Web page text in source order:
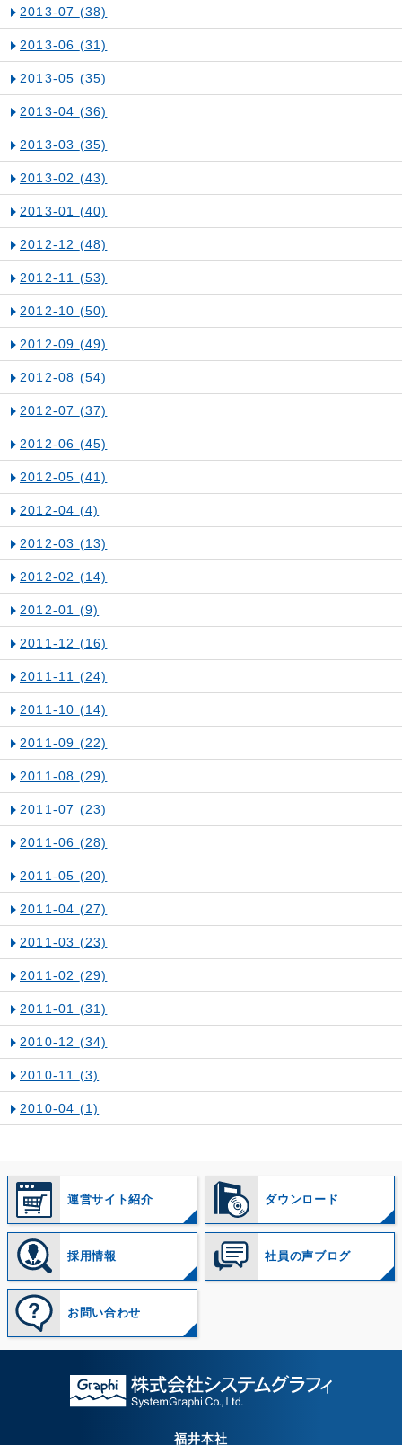
2013-07 (38)
2013-06 (31)
2013-05 (35)
2013-04 (36)
2013-03 (35)
2013-02 (43)
2013-01 (40)
2012-12 (48)
2012-11 (53)
2012-10 (50)
2012-09 (49)
2012-08 (54)
2012-07 (37)
2012-06 (45)
2012-05 (41)
2012-04 (4)
2012-03 (13)
2012-02 (14)
2012-01 (9)
2011-12 (16)
2011-11 (24)
2011-10 (14)
2011-09 (22)
2011-08 (29)
2011-07 (23)
2011-06 (28)
2011-05 (20)
2011-04 (27)
2011-03 (23)
2011-02 (29)
2011-01 (31)
2010-12 (34)
2010-11 (3)
2010-04 (1)
運営サイト紹介 ダウンロード
採用情報 社員の声ブログ
お問い合わせ
福井本社